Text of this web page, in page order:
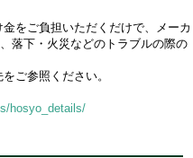
をご負担いただくだけで、メーカ
落下・火災などのトラブルの際の
ご参照ください。
hosyo_details/